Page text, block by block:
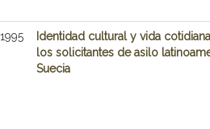
1995
Identidad cultural y vida
los solicitantes de asilo
Suecia